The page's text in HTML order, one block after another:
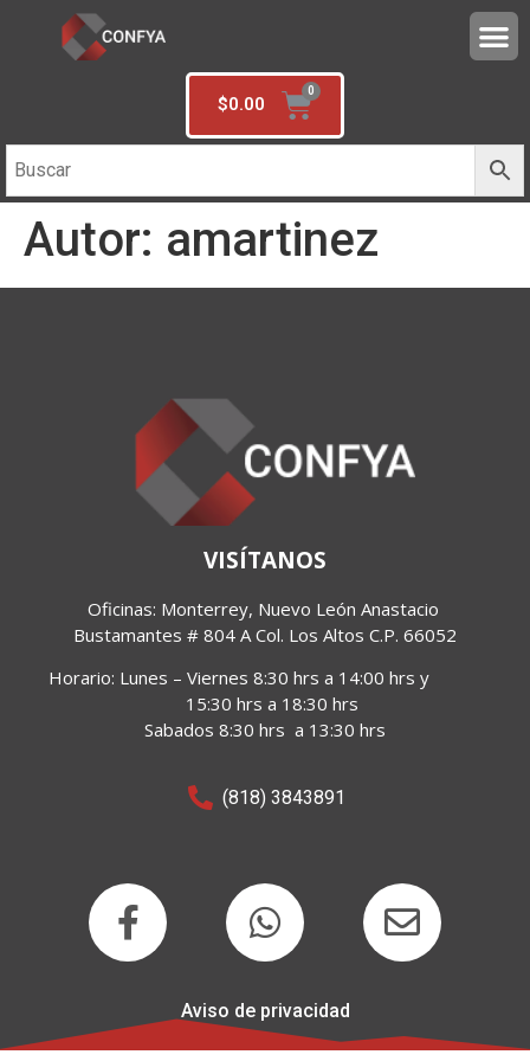
$0.00
Autor: amartinez
VISÍTANOS
Oficinas: Monterrey, Nuevo León Anastacio
Bustamantes # 804 A Col. Los Altos C.P. 66052
Horario: Lunes – Viernes 8:30 hrs a 14:00 hrs y
15:30 hrs a 18:30 hrs
Sabados 8:30 hrs a 13:30 hrs
(818) 3843891
Aviso de privacidad